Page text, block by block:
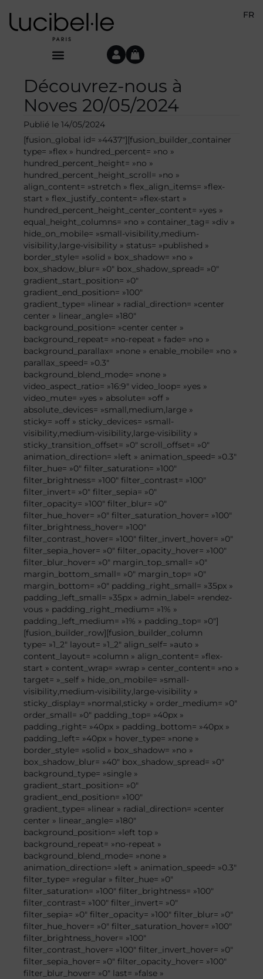
FR
Découvrez-nous à
Noves 20/05/2024
Publié le 14/05/2024
[fusion_global id= »4437″][fusion_builder_container
type= »flex » hundred_percent= »no »
hundred_percent_height= »no »
hundred_percent_height_scroll= »no »
align_content= »stretch » flex_align_items= »flex-
start » flex_justify_content= »flex-start »
hundred_percent_height_center_content= »yes »
equal_height_columns= »no » container_tag= »div »
hide_on_mobile= »small-visibility,medium-
visibility,large-visibility » status= »published »
border_style= »solid » box_shadow= »no »
box_shadow_blur= »0″ box_shadow_spread= »0″
gradient_start_position= »0″
gradient_end_position= »100″
gradient_type= »linear » radial_direction= »center
center » linear_angle= »180″
background_position= »center center »
background_repeat= »no-repeat » fade= »no »
background_parallax= »none » enable_mobile= »no »
parallax_speed= »0.3″
background_blend_mode= »none »
video_aspect_ratio= »16:9″ video_loop= »yes »
video_mute= »yes » absolute= »off »
absolute_devices= »small,medium,large »
sticky= »off » sticky_devices= »small-
visibility,medium-visibility,large-visibility »
sticky_transition_offset= »0″ scroll_offset= »0″
animation_direction= »left » animation_speed= »0.3″
filter_hue= »0″ filter_saturation= »100″
filter_brightness= »100″ filter_contrast= »100″
filter_invert= »0″ filter_sepia= »0″
filter_opacity= »100″ filter_blur= »0″
filter_hue_hover= »0″ filter_saturation_hover= »100″
filter_brightness_hover= »100″
filter_contrast_hover= »100″ filter_invert_hover= »0″
filter_sepia_hover= »0″ filter_opacity_hover= »100″
filter_blur_hover= »0″ margin_top_small= »0″
margin_bottom_small= »0″ margin_top= »0″
margin_bottom= »0″ padding_right_small= »35px »
padding_left_small= »35px » admin_label= »rendez-
vous » padding_right_medium= »1% »
padding_left_medium= »1% » padding_top= »0″]
[fusion_builder_row][fusion_builder_column
type= »1_2″ layout= »1_2″ align_self= »auto »
content_layout= »column » align_content= »flex-
start » content_wrap= »wrap » center_content= »no »
target= »_self » hide_on_mobile= »small-
visibility,medium-visibility,large-visibility »
sticky_display= »normal,sticky » order_medium= »0″
order_small= »0″ padding_top= »40px »
padding_right= »40px » padding_bottom= »40px »
padding_left= »40px » hover_type= »none »
border_style= »solid » box_shadow= »no »
box_shadow_blur= »40″ box_shadow_spread= »0″
background_type= »single »
gradient_start_position= »0″
gradient_end_position= »100″
gradient_type= »linear » radial_direction= »center
center » linear_angle= »180″
background_position= »left top »
background_repeat= »no-repeat »
background_blend_mode= »none »
animation_direction= »left » animation_speed= »0.3″
filter_type= »regular » filter_hue= »0″
filter_saturation= »100″ filter_brightness= »100″
filter_contrast= »100″ filter_invert= »0″
filter_sepia= »0″ filter_opacity= »100″ filter_blur= »0″
filter_hue_hover= »0″ filter_saturation_hover= »100″
filter_brightness_hover= »100″
filter_contrast_hover= »100″ filter_invert_hover= »0″
filter_sepia_hover= »0″ filter_opacity_hover= »100″
filter_blur_hover= »0″ last= »false »